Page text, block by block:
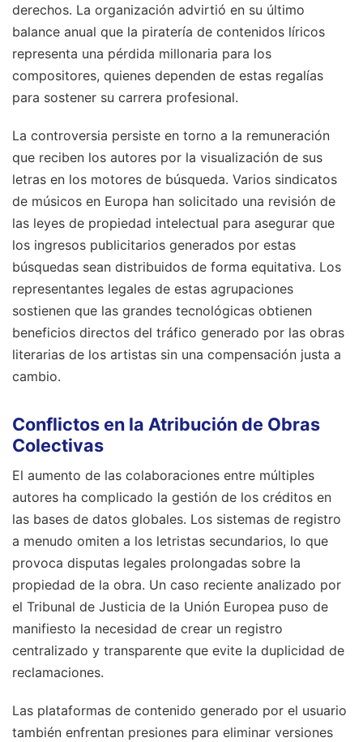
derechos. La organización advirtió en su último
balance anual que la piratería de contenidos líricos
representa una pérdida millonaria para los
compositores, quienes dependen de estas regalías
para sostener su carrera profesional.
La controversia persiste en torno a la remuneración
que reciben los autores por la visualización de sus
letras en los motores de búsqueda. Varios sindicatos
de músicos en Europa han solicitado una revisión de
las leyes de propiedad intelectual para asegurar que
los ingresos publicitarios generados por estas
búsquedas sean distribuidos de forma equitativa. Los
representantes legales de estas agrupaciones
sostienen que las grandes tecnológicas obtienen
beneficios directos del tráfico generado por las obras
literarias de los artistas sin una compensación justa a
cambio.
Conflictos en la Atribución de Obras
Colectivas
El aumento de las colaboraciones entre múltiples
autores ha complicado la gestión de los créditos en
las bases de datos globales. Los sistemas de registro
a menudo omiten a los letristas secundarios, lo que
provoca disputas legales prolongadas sobre la
propiedad de la obra. Un caso reciente analizado por
el Tribunal de Justicia de la Unión Europea puso de
manifiesto la necesidad de crear un registro
centralizado y transparente que evite la duplicidad de
reclamaciones.
Las plataformas de contenido generado por el usuario
también enfrentan presiones para eliminar versiones